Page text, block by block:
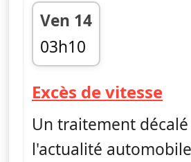
Ven 14
03h10
fin 03h30
Excès de vitesse—
Un traitement
l'actualité